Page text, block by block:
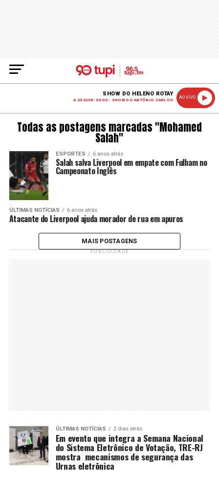
SHOW DO HELENO ROTAY
A SEGUIR: 06:00 - SHOW DO ANTÔNIO CARLOS
AO VIVO
Todas as postagens marcadas "Mohamed
Salah"
ESPORTES 6 anos atrás
Salah salva Liverpool em empate com Fulham no
Campeonato Inglês
ÚLTIMAS NOTÍCIAS 6 anos atrás
Atacante do Liverpool ajuda morador de rua em apuros
MAIS POSTAGENS
PUBLICIDADE
ÚLTIMAS NOTÍCIAS 2 dias atrás
Em evento que integra a Semana Nacional
do Sistema Eletrônico de Votação, TRE-RJ
mostra mecanismos de segurança das
Urnas eletrônica